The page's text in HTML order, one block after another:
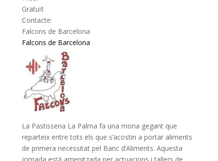
Gratuït
Contacte:
Falcons de Barcelona
Falcons de Barcelona
La Pastisseria La Palma fa una mona gegant que
reparteix entre tots els que s’acostin a portar aliments
de primera necessitat pel Banc d’Aliments. Aquesta